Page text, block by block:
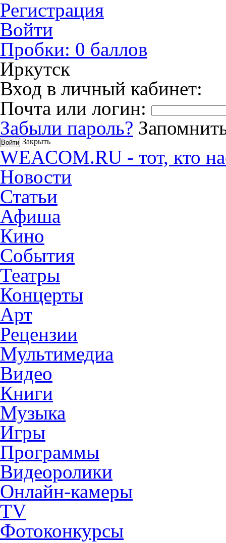
Регистрация
Войти
Пробки: 0 баллов
Иркутск
Вход в личный кабинет:
Почта или логин:
Забыли пароль?
Закрыть
WEACOM.RU - тот, кто
Новости
Статьи
Афиша
Кино
События
Театры
Концерты
Арт
Рецензии
Мультимедиа
Видео
Книги
Музыка
Игры
Программы
Видеоролики
Онлайн-камеры
TV
Фотоконкурсы